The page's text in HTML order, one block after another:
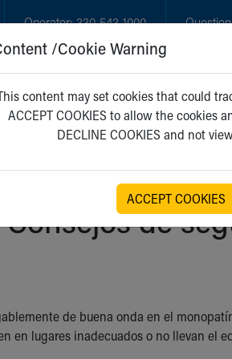
Operator:330-543-1000
GET CARE
Consejos de
de buena onda en el
en lugares inadecuados o no llevan el
/Cookie Warning
content may set cookies that could
ACCEPT COOKIES to allow the cookies
DECLINE COOKIES and not
ACCEPT COOKIES